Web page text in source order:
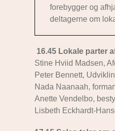
forebygger og
deltagerne om
16.45 Lokale parter
Stine Hviid Madsen,
Peter Bennett,
Nada Naanaah,
Anette Vendelbo,
Lisbeth Eckhardt-